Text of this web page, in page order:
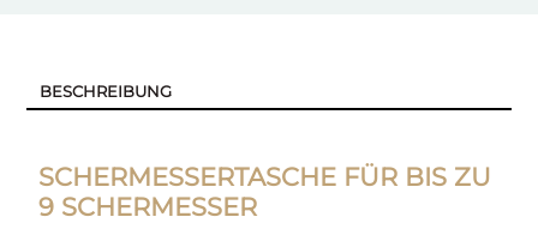
BESCHREIBUNG
SCHERMESSERTASCHE FÜR BIS ZU
9 SCHERMESSER